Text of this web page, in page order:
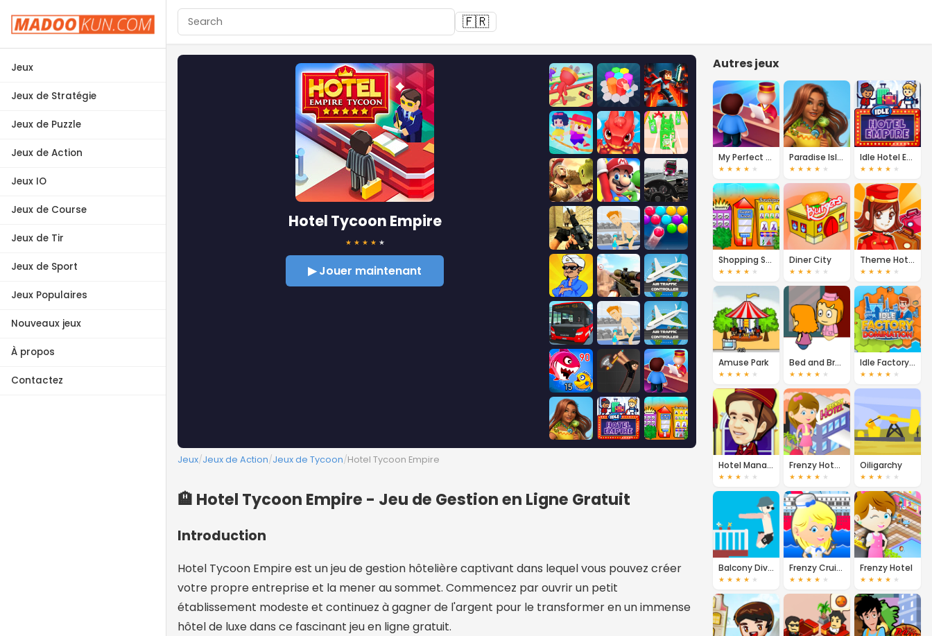
Jeux
Jeux de Stratégie
Jeux de Puzzle
Jeux de Action
Jeux IO
Jeux de Course
Jeux de Tir
Jeux de Sport
Jeux Populaires
Nouveaux jeux
À propos
Contactez
🇫🇷
Hotel Tycoon Empire
★ ★ ★ ★ ★
▶ Jouer maintenant
Jeux/Jeux de Action/Jeux de Tycoon/Hotel Tycoon Empire
🏨 Hotel Tycoon Empire - Jeu de Gestion en Ligne Gratuit
Introduction
Hotel Tycoon Empire est un jeu de gestion hôtelière captivant dans lequel vous pouvez créer
votre propre entreprise et la mener au sommet. Commencez par ouvrir un petit
établissement modeste et continuez à gagner de l'argent pour le transformer en un immense
hôtel de luxe dans ce fascinant jeu en ligne gratuit.
Autres jeux
My Perfect Hotel
★ ★ ★ ★ ★
Paradise Island 2
★ ★ ★ ★ ★
Idle Hotel Empire
★ ★ ★ ★ ★
Shopping Street
★ ★ ★ ★ ★
Diner City
★ ★ ★ ★ ★
Theme Hotel
★ ★ ★ ★ ★
Amuse Park
★ ★ ★ ★ ★
Bed and Breakfast 2
★ ★ ★ ★ ★
Idle Factory Domination
★ ★ ★ ★ ★
Hotel Management
★ ★ ★ ★ ★
Frenzy Hotel 2
★ ★ ★ ★ ★
Oiligarchy
★ ★ ★ ★ ★
Balcony Diving
★ ★ ★ ★ ★
Frenzy Cruise
★ ★ ★ ★ ★
Frenzy Hotel
★ ★ ★ ★ ★